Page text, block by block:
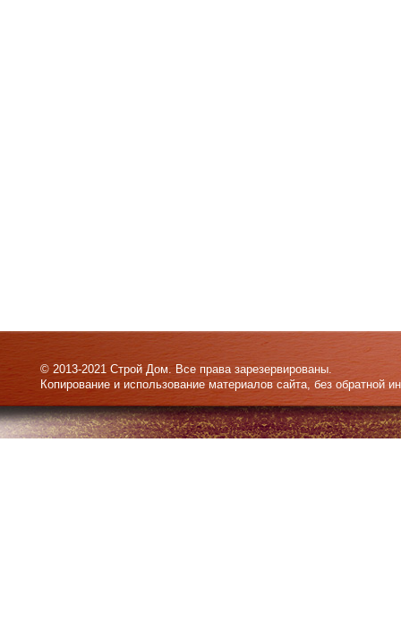
© 2013-2021 Строй Дом. Все права зарезервированы.
Копирование и использование материалов сайта, без обратной